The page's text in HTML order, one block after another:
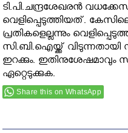
ടി.പി.ചന്ദ്രശേഖരന്‍
വെളിപ്പെടുത്തിയത്.
പ്രതികളെല്ലന്നും
സി.ബി.ഐയ്ക്ക്
ഇറക്കും.
ഏറ്റെടുക്കുക.
Share this on WhatsApp